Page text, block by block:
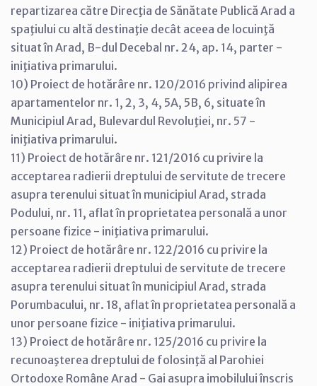
repartizarea către Direcţia de Sănătate Publică Arad a
spaţiului cu altă destinaţie decât aceea de locuinţă
situat în Arad, B-dul Decebal nr. 24, ap. 14, parter -
iniţiativa primarului.
10) Proiect de hotărâre nr. 120/2016 privind alipirea
apartamentelor nr. 1, 2, 3, 4, 5A, 5B, 6, situate în
Municipiul Arad, Bulevardul Revoluţiei, nr. 57 -
iniţiativa primarului.
11) Proiect de hotărâre nr. 121/2016 cu privire la
acceptarea radierii dreptului de servitute de trecere
asupra terenului situat în municipiul Arad, strada
Podului, nr. 11, aflat în proprietatea personală a unor
persoane fizice - iniţiativa primarului.
12) Proiect de hotărâre nr. 122/2016 cu privire la
acceptarea radierii dreptului de servitute de trecere
asupra terenului situat în municipiul Arad, strada
Porumbacului, nr. 18, aflat în proprietatea personală a
unor persoane fizice - iniţiativa primarului.
13) Proiect de hotărâre nr. 125/2016 cu privire la
recunoaşterea dreptului de folosinţă al Parohiei
Ortodoxe Române Arad - Gai asupra imobilului înscris